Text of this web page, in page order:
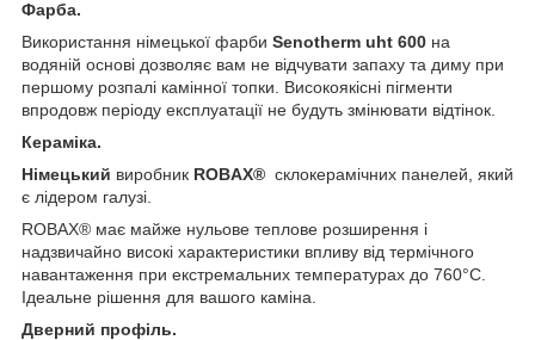
Фарба.
Використання німецької фарби Senotherm uht 600 на
водяній основі дозволяє вам не відчувати запаху та диму при
першому розпалі камінної топки. Високоякісні пігменти
впродовж періоду експлуатації не будуть змінювати відтінок.
Кераміка.
Німецький виробник ROBAX® склокерамічних панелей, який
є лідером галузі.
ROBAX® має майже нульове теплове розширення і
надзвичайно високі характеристики впливу від термічного
навантаження при екстремальних температурах до 760°C.
Ідеальне рішення для вашого каміна.
Дверний профіль.